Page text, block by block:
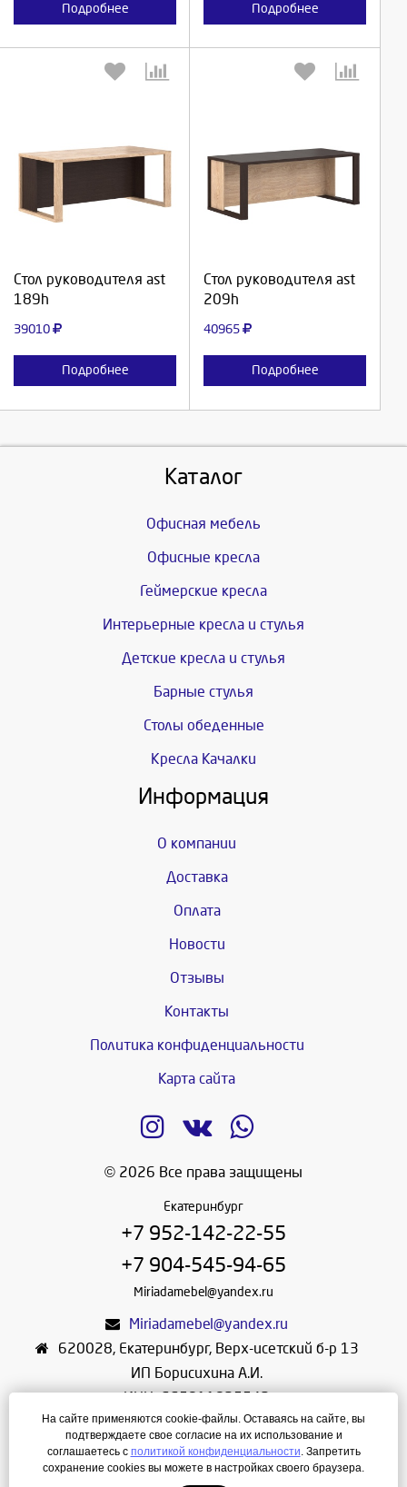
Подробнее Подробнее
Стол руководителя ast
189h
39010
Подробнее
Выберите количество:
Стол руководителя ast
209h
40965
Подробнее
Выберите количество:
Каталог
Офисная мебель
Офисные кресла
Геймерские кресла
Интерьерные кресла и стулья
Детские кресла и стулья
Барные стулья
Столы обеденные
Кресла Качалки
Информация
О компании
Доставка
Оплата
Новости
Отзывы
Контакты
Политика конфиденциальности
Карта сайта
© 2026 Все права защищены
Екатеринбург
+7 952-142-22-55
+7 904-545-94-65
Miriadamebel@yandex.ru
Miriadamebel@yandex.ru
620028, Екатеринбург, Верх-исетский б-р 13
ИП Борисихина А.И.
ИНН: 665811825542
ОГРНИП: 312665804600057
Режим работы: Ежедневно с 10-30 до 19-30
На сайте применяются cookie-файлы. Оставаясь на сайте, вы
подтверждаете свое согласие на их использование и
соглашаетесь с политикой конфиденциальности. Запретить
сохранение cookies вы можете в настройках своего браузера.